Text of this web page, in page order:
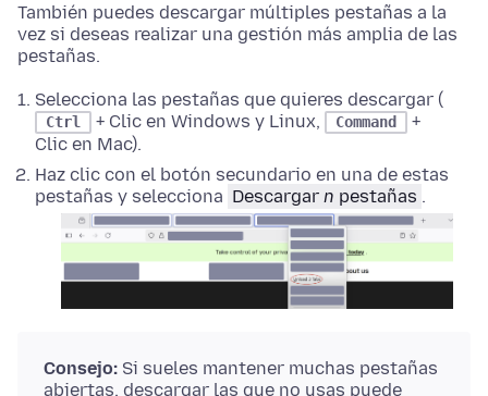
También puedes descargar múltiples pestañas a la
vez si deseas realizar una gestión más amplia de las
pestañas.
Selecciona las pestañas que quieres descargar (
Ctrl + Clic en Windows y Linux, Command
+
Clic en Mac).
Haz clic con el botón secundario en una de estas
pestañas y selecciona Descargar n pestañas .
Consejo: Si sueles mantener muchas pestañas
abiertas, descargar las que no usas puede